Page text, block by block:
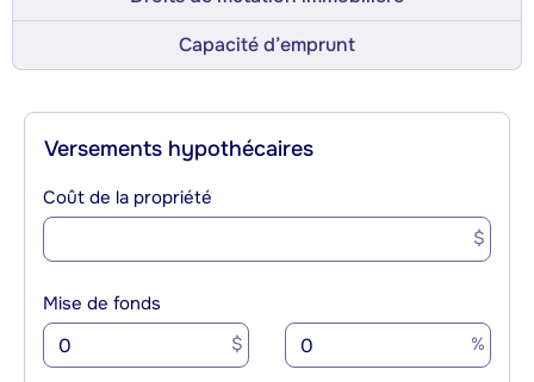
Capacité d’emprunt
Versements hypothécaires
Coût de la propriété
$
Mise de fonds
$ %